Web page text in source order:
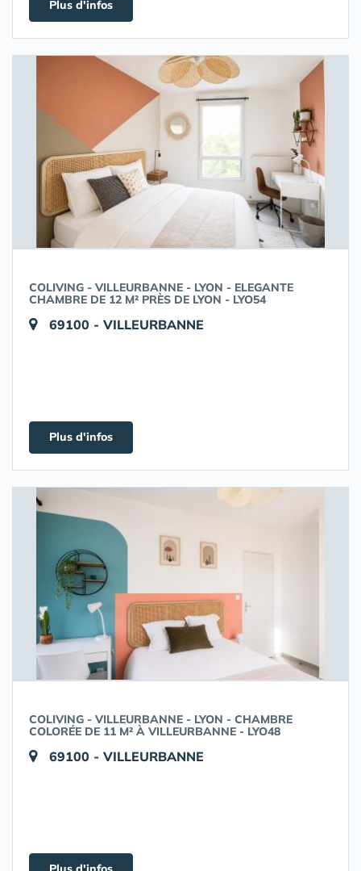
Plus d'infos
COLIVING - VILLEURBANNE - LYON - ELEGANTE
CHAMBRE DE 12 M² PRÈS DE LYON - LYO54
69100 - VILLEURBANNE
Plus d'infos
COLIVING - VILLEURBANNE - LYON - CHAMBRE
COLORÉE DE 11 M² À VILLEURBANNE - LYO48
69100 - VILLEURBANNE